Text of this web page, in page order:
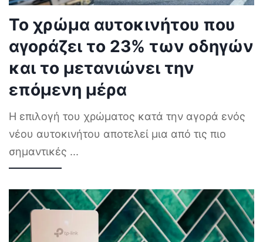
Το χρώμα αυτοκινήτου που
αγοράζει το 23% των οδηγών
και το μετανιώνει την
επόμενη μέρα
Η επιλογή του χρώματος κατά την αγορά ενός
νέου αυτοκινήτου αποτελεί μια από τις πιο
σημαντικές ...